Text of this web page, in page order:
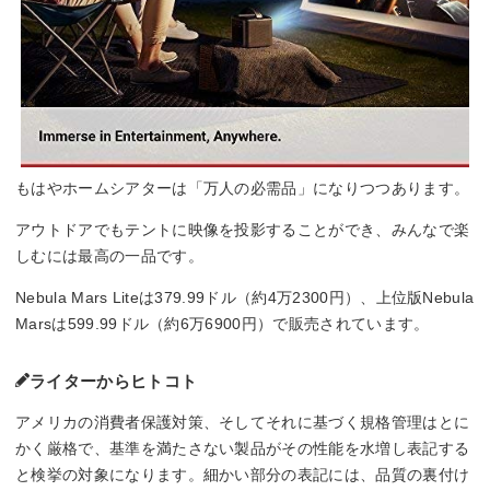
もはやホームシアターは「万人の必需品」になりつつあります。
アウトドアでもテントに映像を投影することができ、みんなで楽
しむには最高の一品です。
Nebula Mars Liteは379.99ドル（約4万2300円）、上位版Nebula
Marsは599.99ドル（約6万6900円）で販売されています。
ライターからヒトコト
アメリカの消費者保護対策、そしてそれに基づく規格管理はとに
かく厳格で、基準を満たさない製品がその性能を水増し表記する
と検挙の対象になります。細かい部分の表記には、品質の裏付け